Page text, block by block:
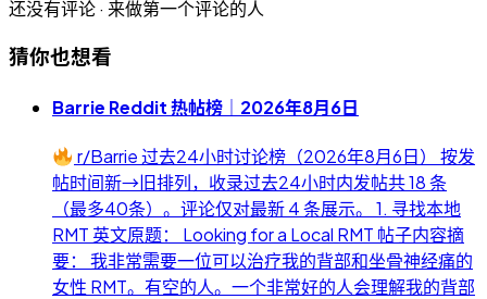
还没有评论 · 来做第一个评论的人
猜你也想看
Barrie Reddit 热帖榜｜2026年8月6日
r/Barrie 过去24小时讨论榜（2026年8月6日） 按发
帖时间新→旧排列，收录过去24小时内发帖共 18 条
（最多40条）。评论仅对最新 4 条展示。 1. 寻找本地
RMT 英文原题： Looking for a Local RMT 帖子内容摘
要： 我非常需要一位可以治疗我的背部和坐骨神经痛的
女性 RMT。有空的人。一个非常好的人会理解我的背部